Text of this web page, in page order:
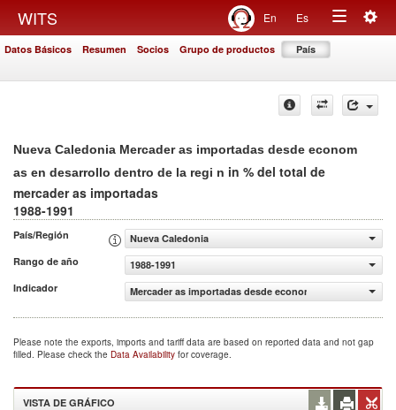
WITS En Es
Toggle
Datos Básicos Resumen Socios Grupo de productos País
Nueva Caledonia Mercader as importadas desde econom
as en desarrollo dentro de la regi n in % del total de
mercader as importadas
1988-1991
País/Región
Nueva Caledonia
Rango de año
1988-1991
Indicador
Mercader as importadas desde econom as en
Please note the exports, imports and tariff data are based on reported data and not gap
filled. Please check the Data Availability for coverage.
VISTA DE GRÁFICO